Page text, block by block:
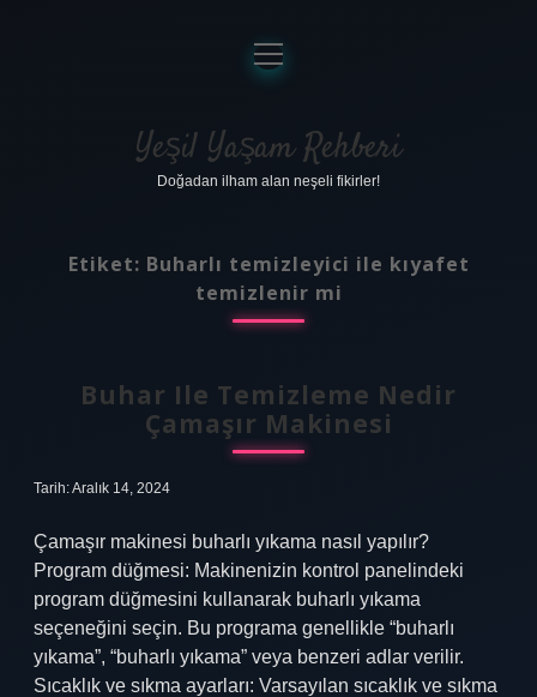
Anasayfa
Gizlilik Politikası
Yasal Uyarı
menüyü
aç
Yeşil Yaşam Rehberi
Doğadan ilham alan neşeli fikirler!
Etiket: Buharlı temizleyici ile kıyafet
temizlenir mi
Buhar Ile Temizleme Nedir
Çamaşır Makinesi
Tarih: Aralık 14, 2024
Çamaşır makinesi buharlı yıkama nasıl yapılır?
Program düğmesi: Makinenizin kontrol panelindeki
program düğmesini kullanarak buharlı yıkama
seçeneğini seçin. Bu programa genellikle “buharlı
yıkama”, “buharlı yıkama” veya benzeri adlar verilir.
Sıcaklık ve sıkma ayarları: Varsayılan sıcaklık ve sıkma